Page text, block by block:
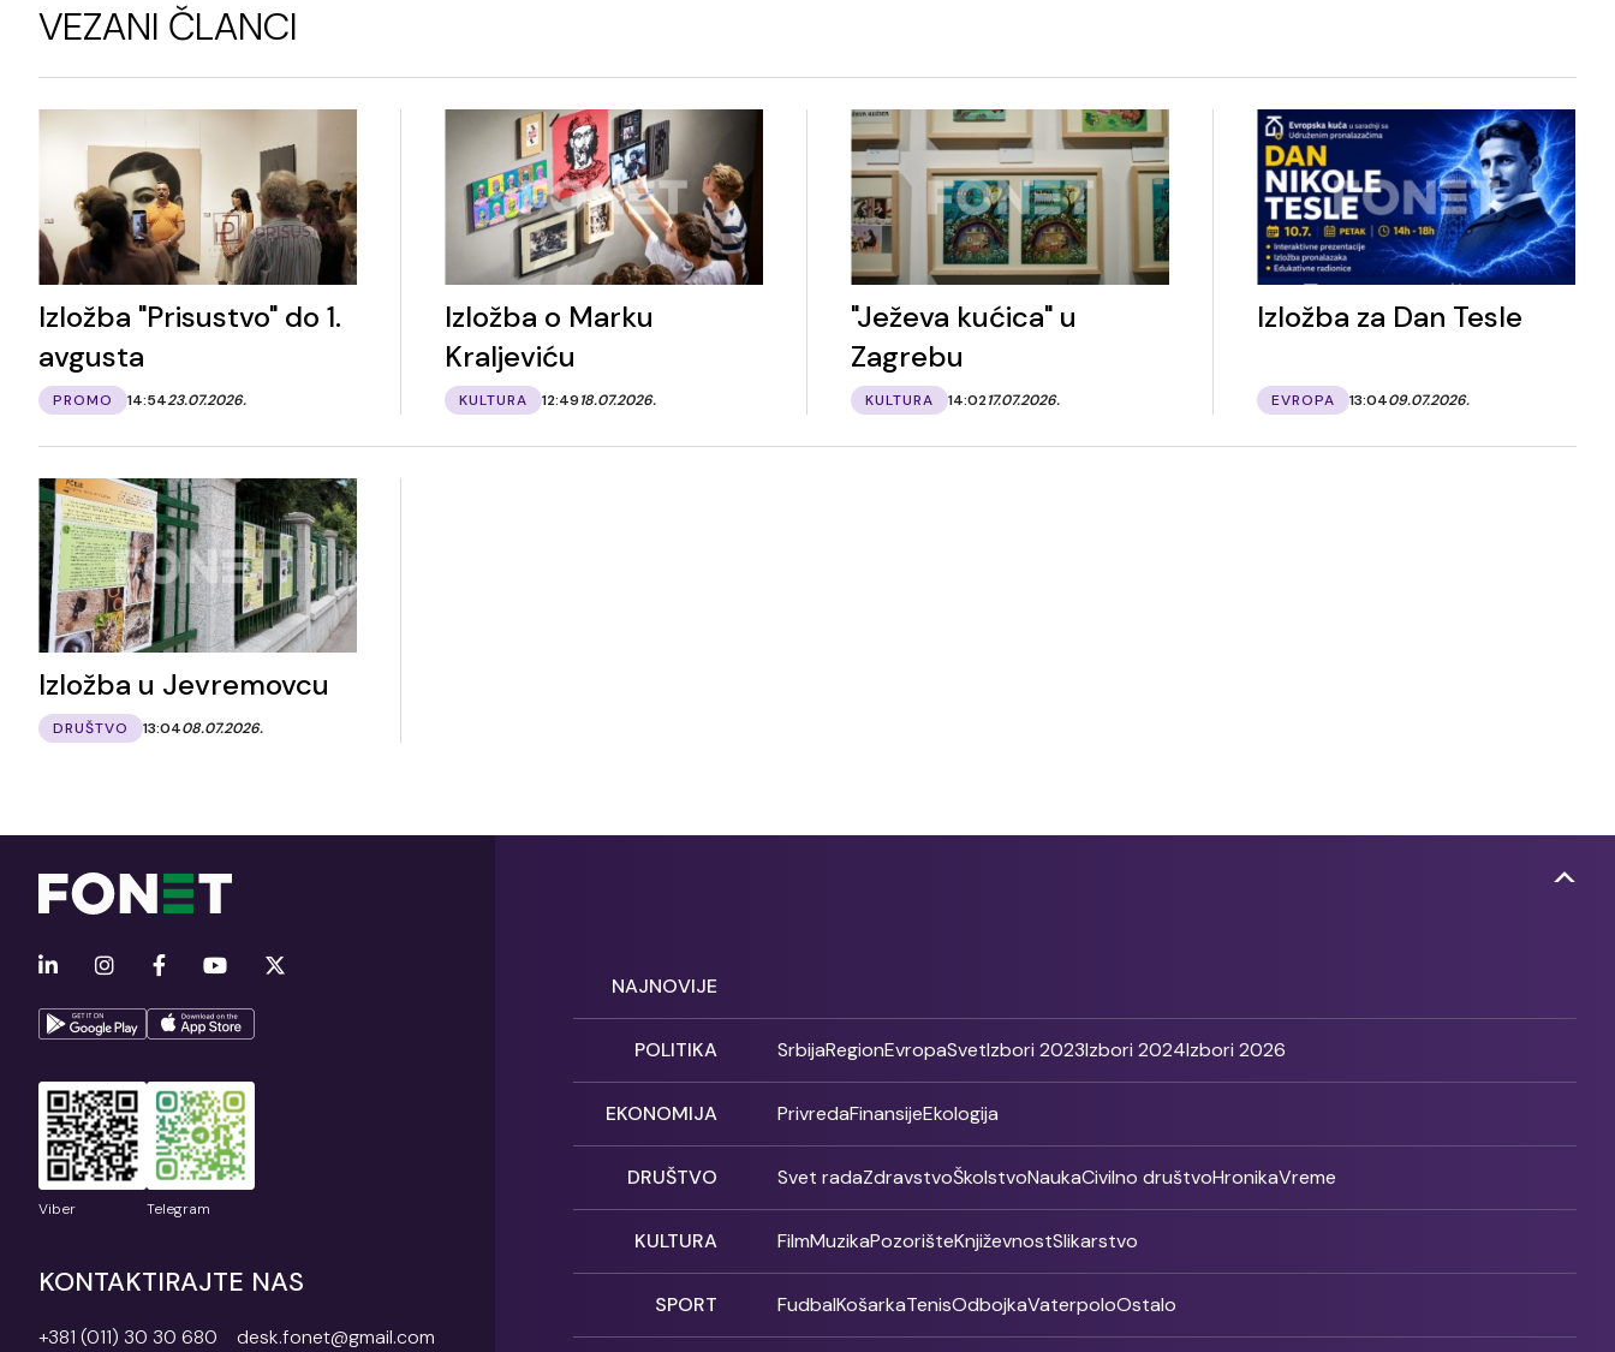
VEZANI ČLANCI
Izložba "Prisustvo" do 1.
avgusta
PROMO 14:5423.07.2026.
Izložba o Marku
Kraljeviću
KULTURA 12:4918.07.2026.
"Ježeva kućica" u
Zagrebu
KULTURA 14:0217.07.2026.
Izložba za Dan Tesle
EVROPA 13:0409.07.2026.
Izložba u Jevremovcu
DRUŠTVO 13:0408.07.2026.
Viber Telegram
KONTAKTIRAJTE NAS
+381 (011) 30 30 680
desk.fonet@gmail.com
NAJNOVIJE
POLITIKA SrbijaRegionEvropaSvetIzbori 2023Izbori 2024Izbori 2026
EKONOMIJA PrivredaFinansijeEkologija
DRUŠTVO Svet radaZdravstvoŠkolstvoNaukaCivilno društvoHronikaVreme
KULTURA FilmMuzikaPozorišteKnjiževnostSlikarstvo
SPORT FudbalKošarkaTenisOdbojkaVaterpoloOstalo